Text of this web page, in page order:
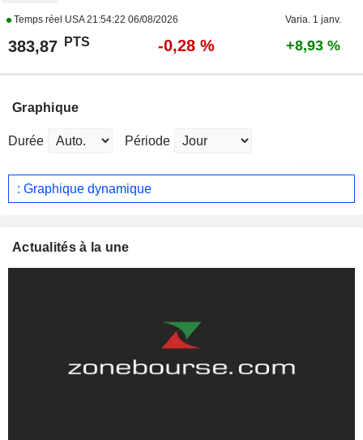
Temps réel USA21:54:22 06/08/2026 Varia. 1 janv.
383,87 PTS -0,28 % +8,93 %
Graphique
Durée Période
: Graphique dynamique
Actualités à la une